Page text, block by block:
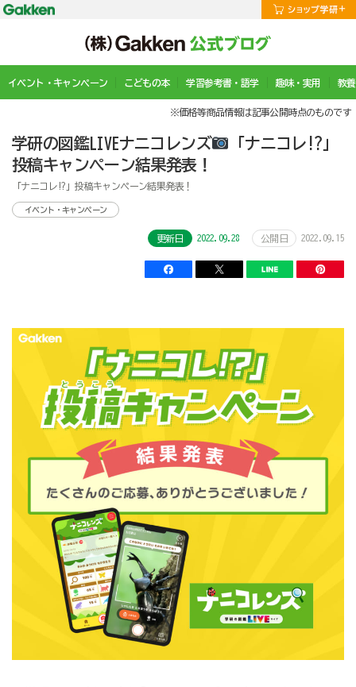
イベント・キャンペーン こどもの本 学習参考書・語学 趣味・実用 教
※価格等商品情報は記事公開時点のものです
学研の図鑑LIVEナニコレンズ
「ナニコレ!?」
投稿キャンペーン結果発表！
「ナニコレ!?」投稿キャンペーン結果発表！
イベント・キャンペーン
更新日 2022.09.28 公開日 2022.09.15